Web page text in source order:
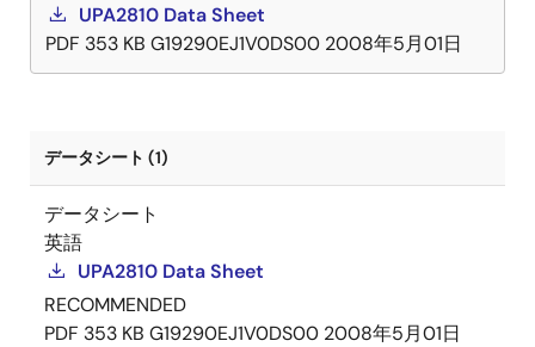
UPA2810 Data Sheet
PDF 353 KB G19290EJ1V0DS00 2008年5月01日
データシート (1)
データシート
英語
UPA2810 Data Sheet
RECOMMENDED
PDF 353 KB G19290EJ1V0DS00 2008年5月01日